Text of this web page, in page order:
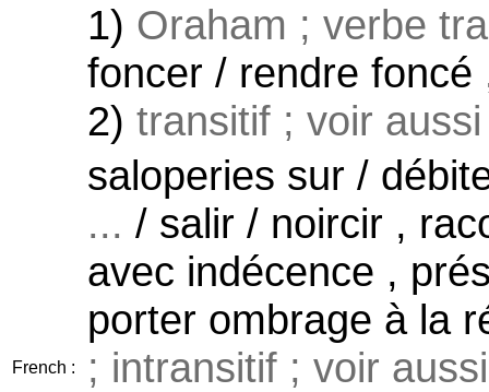
French :
1) Oraham ; verbe
foncer / rendre
2) transitif ; voir
saloperies sur /
... / salir / noircir ,
avec indécence ,
porter ombrage à la
; intransitif ; voir